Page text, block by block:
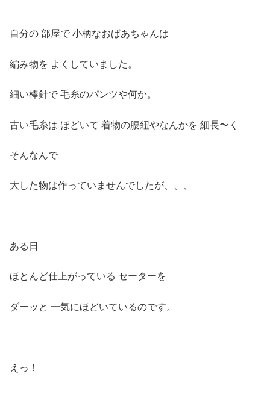
自分の 部屋で 小柄なおばあちゃんは
編み物を よくしていました。
細い棒針で 毛糸のパンツや何か。
古い毛糸は ほどいて 着物の腰紐やなんかを 細長〜く
そんなんで
大した物は作っていませんでしたが、、、
ある日
ほとんど仕上がっている セーターを
ダーッと 一気にほどいているのです。
えっ！